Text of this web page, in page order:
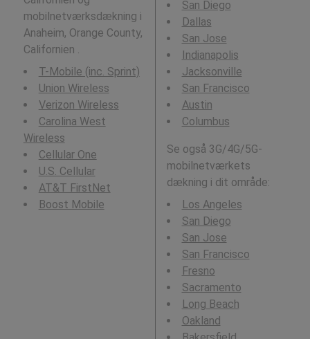
mobilnetværksdækning i
Anaheim, Orange County,
Californien .
T-Mobile (inc. Sprint)
Union Wireless
Verizon Wireless
Carolina West
Wireless
Cellular One
U.S. Cellular
AT&T FirstNet
Boost Mobile
San Diego
Dallas
San Jose
Indianapolis
Jacksonville
San Francisco
Austin
Columbus
Se også 3G/4G/5G-
mobilnetværkets
dækning i dit område:
Los Angeles
San Diego
San Jose
San Francisco
Fresno
Sacramento
Long Beach
Oakland